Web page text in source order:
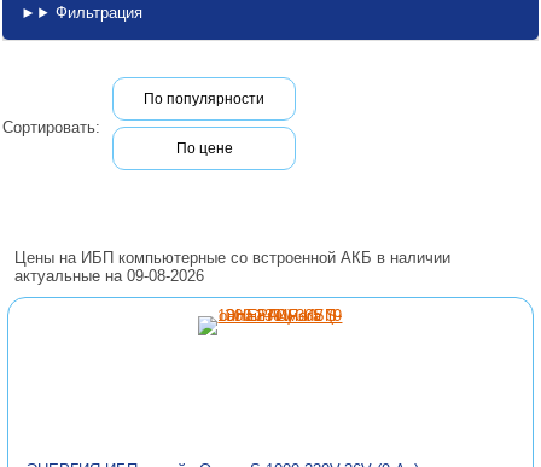
Фильтрация
Сортировать:
По популярности
По цене
Цены на ИБП компьютерные со встроенной АКБ в наличии
актуальные на 09-08-2026